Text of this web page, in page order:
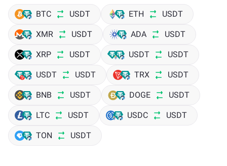
BTC USDT ETH USDT
XMR USDT ADA USDT
XRP USDT USDT USDT
USDT USDT TRX USDT
BNB USDT DOGE USDT
LTC USDT USDC USDT
TON USDT